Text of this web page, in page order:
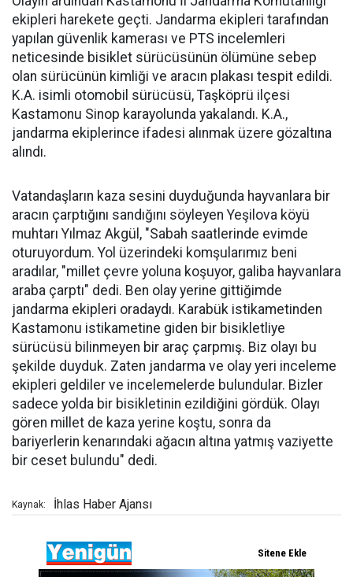
ekipleri harekete geçti. Jandarma ekipleri tarafından
yapılan güvenlik kamerası ve PTS incelemleri
neticesinde bisiklet sürücüsünün ölümüne sebep
olan sürücünün kimliği ve aracın plakası tespit edildi.
K.A. isimli otomobil sürücüsü, Taşköprü ilçesi
Kastamonu Sinop karayolunda yakalandı. K.A.,
jandarma ekiplerince ifadesi alınmak üzere gözaltına
alındı.
Vatandaşların kaza sesini duyduğunda hayvanlara bir
aracın çarptığını sandığını söyleyen Yeşilova köyü
muhtarı Yılmaz Akgül, "Sabah saatlerinde evimde
oturuyordum. Yol üzerindeki komşularımız beni
aradılar, "millet çevre yoluna koşuyor, galiba hayvanlara
araba çarptı" dedi. Ben olay yerine gittiğimde
jandarma ekipleri oradaydı. Karabük istikametinden
Kastamonu istikametine giden bir bisikletliye
sürücüsü bilinmeyen bir araç çarpmış. Biz olayı bu
şekilde duyduk. Zaten jandarma ve olay yeri inceleme
ekipleri geldiler ve incelemelerde bulundular. Bizler
sadece yolda bir bisikletinin ezildiğini gördük. Olayı
gören millet de kaza yerine koştu, sonra da
bariyerlerin kenarındaki ağacın altına yatmış vaziyette
bir ceset bulundu" dedi.
Kaynak: İhlas Haber Ajansı